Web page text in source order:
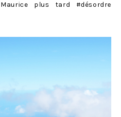
plus tard #désordre